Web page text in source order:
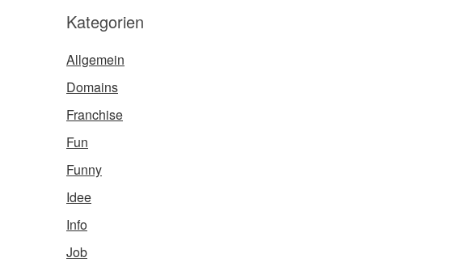
Kategorien
Allgemein
Domains
Franchise
Fun
Funny
Idee
Info
Job